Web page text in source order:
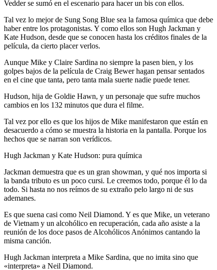
Vedder se sumó en el escenario para hacer un bis con ellos.
Tal vez lo mejor de Sung Song Blue sea la famosa química que debe
haber entre los protagonistas. Y como ellos son Hugh Jackman y
Kate Hudson, desde que se conocen hasta los créditos finales de la
película, da cierto placer verlos.
Aunque Mike y Claire Sardina no siempre la pasen bien, y los
golpes bajos de la película de Craig Bewer hagan pensar sentados
en el cine que tanta, pero tanta mala suerte nadie puede tener.
Hudson, hija de Goldie Hawn, y un personaje que sufre muchos
cambios en los 132 minutos que dura el filme.
Tal vez por ello es que los hijos de Mike manifestaron que están en
desacuerdo a cómo se muestra la historia en la pantalla. Porque los
hechos que se narran son verídicos.
Hugh Jackman y Kate Hudson: pura química
Jackman demuestra que es un gran showman, y qué nos importa si
la banda tributo es un poco cursi. Le creemos todo, porque él lo da
todo. Si hasta no nos reímos de su extraño pelo largo ni de sus
ademanes.
Es que suena casi como Neil Diamond. Y es que Mike, un veterano
de Vietnam y un alcohólico en recuperación, cada año asiste a la
reunión de los doce pasos de Alcohólicos Anónimos cantando la
misma canción.
Hugh Jackman interpreta a Mike Sardina, que no imita sino que
«interpreta» a Neil Diamond.